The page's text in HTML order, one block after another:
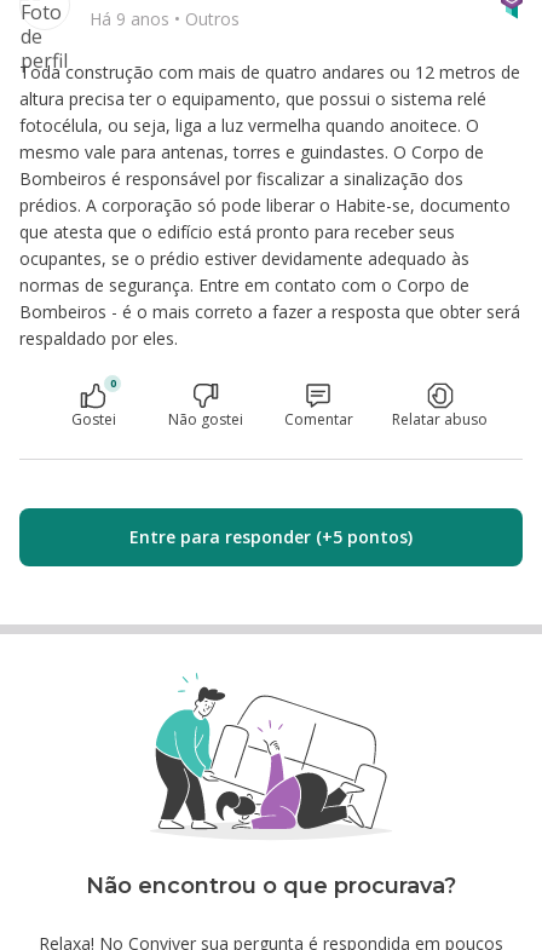
Toda construção com mais de quatro andares ou 12 metros de
altura precisa ter o equipamento, que possui o sistema relé
fotocélula, ou seja, liga a luz vermelha quando anoitece. O
mesmo vale para antenas, torres e guindastes. O Corpo de
Bombeiros é responsável por fiscalizar a sinalização dos
prédios. A corporação só pode liberar o Habite-se, documento
que atesta que o edifício está pronto para receber seus
ocupantes, se o prédio estiver devidamente adequado às
normas de segurança. Entre em contato com o Corpo de
Bombeiros - é o mais correto a fazer a resposta que obter será
respaldado por eles.
Há 9 anos • Outros
0
Gostei Não gostei Comentar Relatar abuso
Entre para responder (+5 pontos)
Não encontrou o que procurava?
Relaxa! No Conviver sua pergunta é respondida em poucos